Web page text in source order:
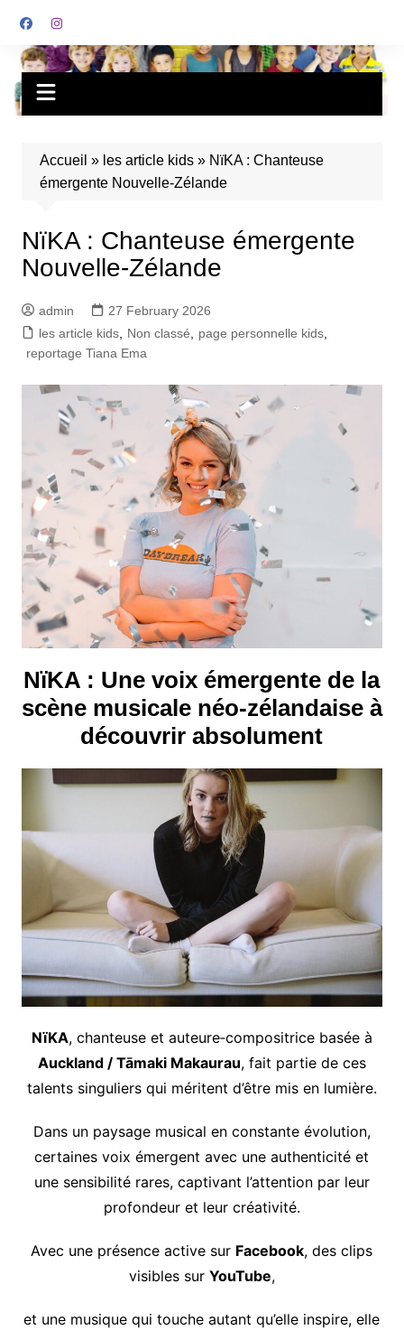
Accueil » les article kids» NïKA : Chanteuse
émergente Nouvelle-Zélande
NïKA : Chanteuse émergente
Nouvelle-Zélande
admin
27 February 2026
les article kids, Non classé page personnelle kids,
reportage Tiana Ema
NïKA : Une voix émergente de la
scène musicale néo‑zélandaise à
découvrir absolument
NïKA, chanteuse et auteure‑compositrice basée à
Auckland / Tāmaki Makaurau, fait partie de ces
talents singuliers qui méritent d’être mis en lumière.
Dans un paysage musical en constante évolution,
certaines voix émergent avec une authenticité et
une sensibilité rares, captivant l’attention par leur
profondeur et leur créativité.
Avec une présence active sur Facebook, des clips
visibles sur YouTube,
et une musique qui touche autant qu’elle inspire, elle